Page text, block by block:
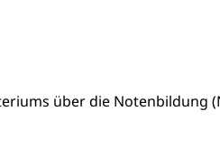
über die Notenbildung